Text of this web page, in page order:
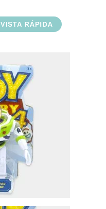
VISTA RÁPIDA